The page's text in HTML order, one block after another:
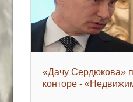
«Дачу Сердюкова»
конторе -